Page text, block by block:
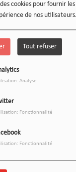
cookies pour fournir
de nos utilisateurs.
Tout refuser
Analyse
Fonctionnalité
Fonctionnalité